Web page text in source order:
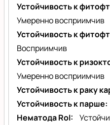
Устойчивость к
Умеренно восприимчив
Устойчивость к
Восприимчив
Устойчивость к
Умеренно восприимчив
Устойчивость к раку
Устойчивость к парше
Нематода RoI